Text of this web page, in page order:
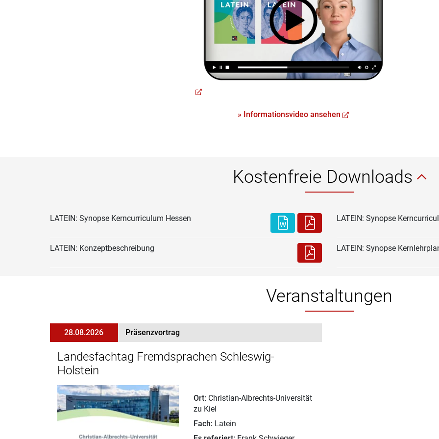
» Informationsvideo ansehen
Kostenfreie Downloads
LATEIN: Synopse Kerncurriculum Hessen LATEIN: Synopse
LATEIN: Konzeptbeschreibung LATEIN: Synopse
Veranstaltungen
28.08.2026 Präsenzvortrag
Landesfachtag Fremdsprachen Schleswig-
Holstein
Ort: Christian-Albrechts-Universität
zu Kiel
Fach: Latein